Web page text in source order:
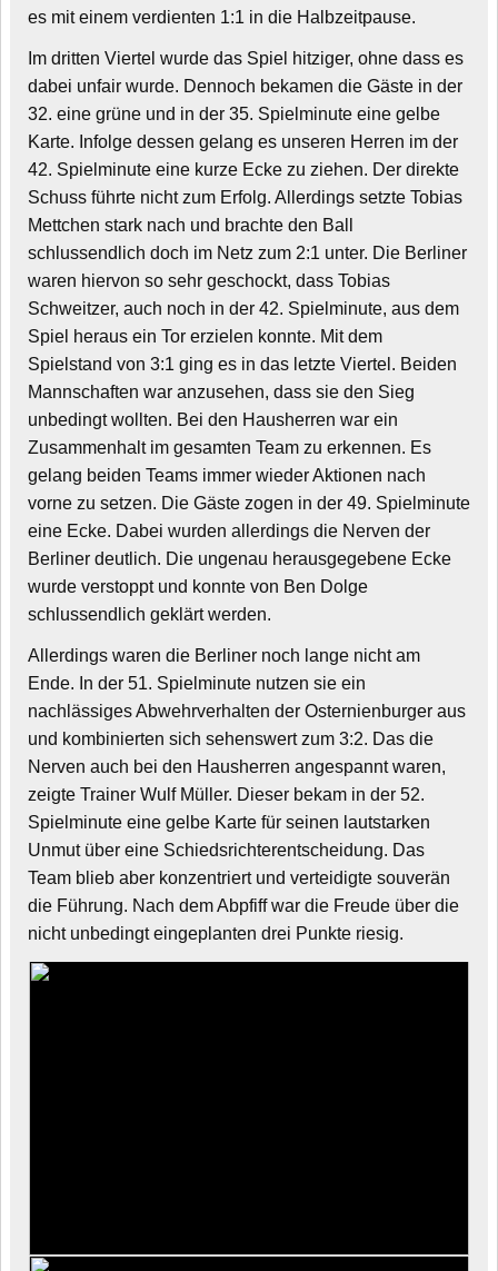
es mit einem verdienten 1:1 in die Halbzeitpause.
Im dritten Viertel wurde das Spiel hitziger, ohne dass es
dabei unfair wurde. Dennoch bekamen die Gäste in der
32. eine grüne und in der 35. Spielminute eine gelbe
Karte. Infolge dessen gelang es unseren Herren im der
42. Spielminute eine kurze Ecke zu ziehen. Der direkte
Schuss führte nicht zum Erfolg. Allerdings setzte Tobias
Mettchen stark nach und brachte den Ball
schlussendlich doch im Netz zum 2:1 unter. Die Berliner
waren hiervon so sehr geschockt, dass Tobias
Schweitzer, auch noch in der 42. Spielminute, aus dem
Spiel heraus ein Tor erzielen konnte. Mit dem
Spielstand von 3:1 ging es in das letzte Viertel. Beiden
Mannschaften war anzusehen, dass sie den Sieg
unbedingt wollten. Bei den Hausherren war ein
Zusammenhalt im gesamten Team zu erkennen. Es
gelang beiden Teams immer wieder Aktionen nach
vorne zu setzen. Die Gäste zogen in der 49. Spielminute
eine Ecke. Dabei wurden allerdings die Nerven der
Berliner deutlich. Die ungenau herausgegebene Ecke
wurde verstoppt und konnte von Ben Dolge
schlussendlich geklärt werden.
Allerdings waren die Berliner noch lange nicht am
Ende. In der 51. Spielminute nutzen sie ein
nachlässiges Abwehrverhalten der Osternienburger aus
und kombinierten sich sehenswert zum 3:2. Das die
Nerven auch bei den Hausherren angespannt waren,
zeigte Trainer Wulf Müller. Dieser bekam in der 52.
Spielminute eine gelbe Karte für seinen lautstarken
Unmut über eine Schiedsrichterentscheidung. Das
Team blieb aber konzentriert und verteidigte souverän
die Führung. Nach dem Abpfiff war die Freude über die
nicht unbedingt eingeplanten drei Punkte riesig.